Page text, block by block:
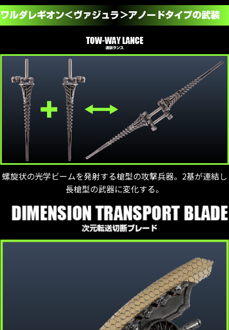
螺旋状の光学ビームを発射する槍型の攻撃兵器。2基が連結し
長槍型の武器に変化する。